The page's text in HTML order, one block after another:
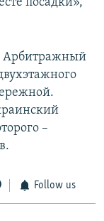
посадки»,
Арбитражный
–
Follow us